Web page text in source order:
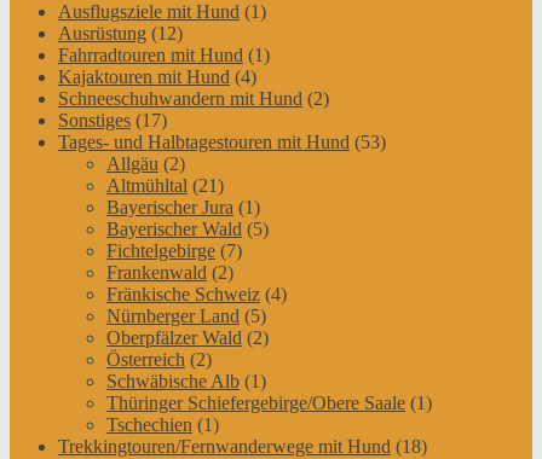
Ausflugsziele mit Hund (1)
Ausrüstung (12)
Fahrradtouren mit Hund (1)
Kajaktouren mit Hund (4)
Schneeschuhwandern mit Hund (2)
Sonstiges (17)
Tages- und Halbtagestouren mit Hund (53)
Allgäu (2)
Altmühltal (21)
Bayerischer Jura (1)
Bayerischer Wald (5)
Fichtelgebirge (7)
Frankenwald (2)
Fränkische Schweiz (4)
Nürnberger Land (5)
Oberpfälzer Wald (2)
Österreich (2)
Schwäbische Alb (1)
Thüringer Schiefergebirge/Obere Saale (1)
Tschechien (1)
Trekkingtouren/Fernwanderwege mit Hund (18)